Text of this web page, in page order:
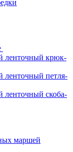
ленточный крюк-
ленточный петля-
ленточный скоба-
маршей